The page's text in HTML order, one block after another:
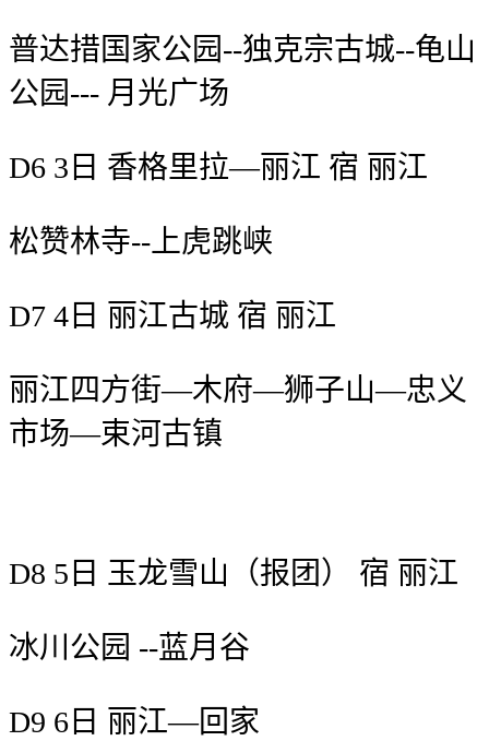
普达措国家公园--独克宗古城--龟山
公园--- 月光广场
D6 3日 香格里拉—丽江 宿 丽江
松赞林寺--上虎跳峡
D7 4日 丽江古城 宿 丽江
丽江四方街—木府—狮子山—忠义
市场—束河古镇
D8 5日 玉龙雪山（报团） 宿 丽江
冰川公园 --蓝月谷
D9 6日 丽江—回家